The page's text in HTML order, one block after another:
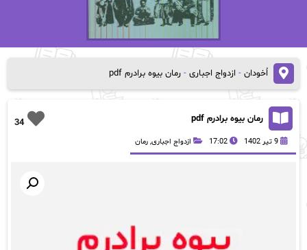
اُخودان- ازدواج اجباری- رمان بیوه برادرم pdf
34 رمان بیوه برادرم pdf
9 تیر 1402 17:02 ازدواج اجباری, رمان